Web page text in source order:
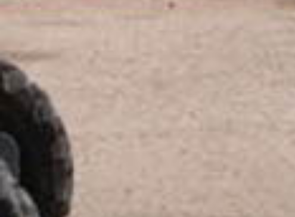
¿Te interesa
esta máquina?
Haulotte HA16SPX